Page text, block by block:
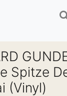
Spitze
(Vinyl)